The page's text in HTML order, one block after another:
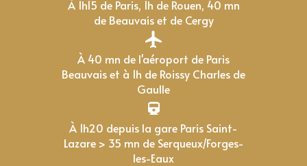
À 1h15 de Paris, 1h de Rouen, 40 mn
de Beauvais et de Cergy
À 40 mn de l'aéroport de Paris
Beauvais et à 1h de Roissy Charles de
Gaulle
À 1h20 depuis la gare Paris Saint-
Lazare > 35 mn de Serqueux/Forges-
les-Eaux